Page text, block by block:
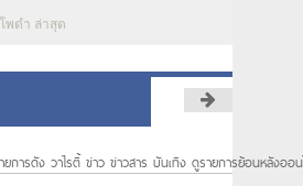
พดำ ล่าสุด
การดัง วาไรตี้ ข่าว ข่าวสาร บันเทิง ดูรายการย้อนหลังออ